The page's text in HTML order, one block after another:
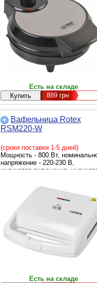
антипригарное покрытие,
автовыключение, цвет -
серебристый
Есть на складе
889грн
Вафельница Rotex
RSM220-W
(сроки поставки 1-5 дней)
Мощность - 800 Вт,
напряжение - 220-230 В,
индикатор включения,
ручка, антипригарное
цвет - белый
Есть на складе